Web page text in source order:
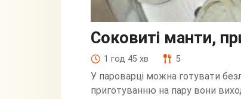
Соковиті манти,
1 год 45 хв 5
У пароварці можна готувати
приготуванню на пару вони